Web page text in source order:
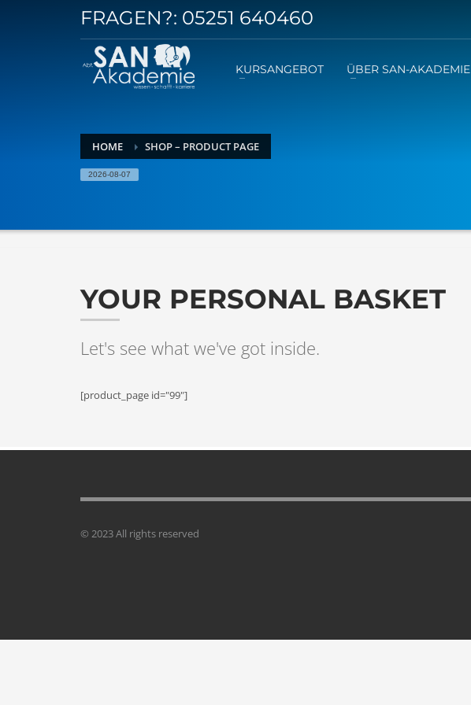
FRAGEN?: 05251 640460
KURSANGEBOT ÜBER SAN-AKADEMIE
HOME SHOP – PRODUCT PAGE
2026-08-07
YOUR PERSONAL BASKET
Let's see what we've got inside.
[product_page id="99"]
© 2023 All rights reserved